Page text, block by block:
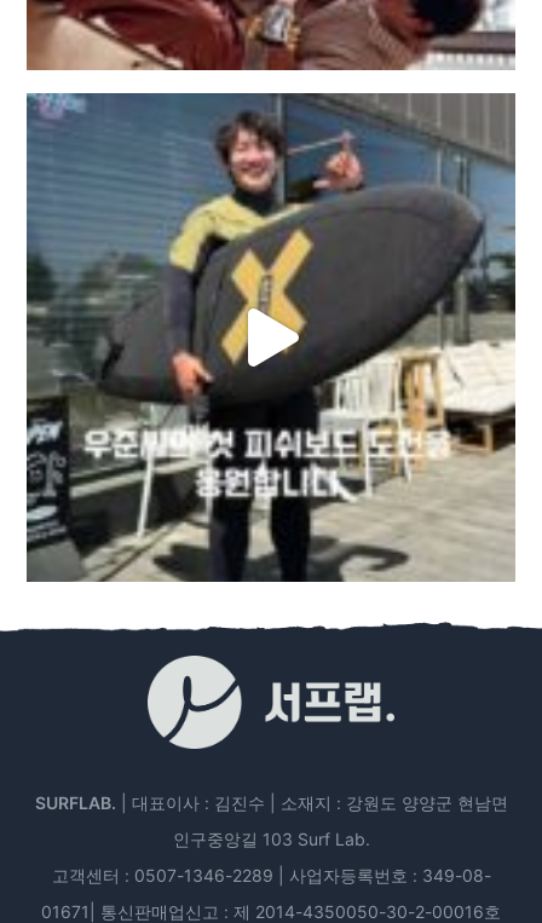
SURFLAB. | 대표이사 : 김진수 | 소재지 : 강원도 양양군 현남면
인구중앙길 103 Surf Lab.
고객센터 : 0507-1346-2289 | 사업자등록번호 : 349-08-
01671| 통신판매업신고 : 제 2014-4350050-30-2-00016호